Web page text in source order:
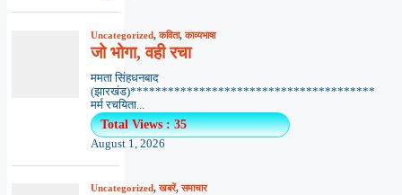
Uncategorized,कविता,काव्यभाषा
जो भोगा, वही रचा
ममता सिंहधनबाद
(झारखंड)***************************************
मर्म रचयिता...
Total Views : 35
August 1, 2026
Uncategorized,खबरें,समाचार